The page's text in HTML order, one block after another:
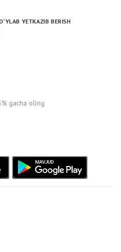
YETKAZIB BERISH
gacha oling